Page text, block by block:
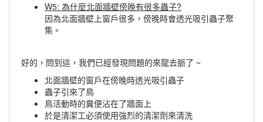
W5: 為什麼北面牆壁傍晚有很多蟲子?
因為北面牆壁上窗戶很多，傍晚時會透光吸引蟲子聚
集。
好的，問到這，我們已經發現問題的來龍去脈了 ~
北面牆壁的窗戶在傍晚時透光吸引蟲子
蟲子引來了鳥
鳥活動時的糞便沾在了牆面上
於是清潔工必須使用強烈的清潔劑來清洗